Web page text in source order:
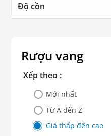
Độ cồn
Rượu vang
Xếp theo :
Mới nhất
Từ A đến Z
Giá thấp đến cao